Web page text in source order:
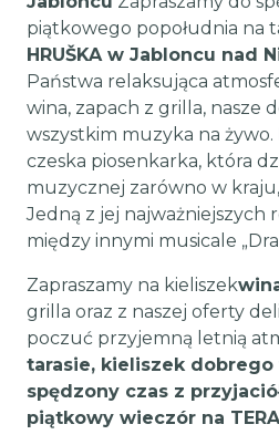
piątkowego popołudnia na
HRUŠKA w Jabloncu nad
Państwa relaksująca
wina, zapach z grilla, nasze
wszystkim muzyka na
czeska piosenkarka, która
muzycznej zarówno w kraju,
Jedną z jej najważniejszych
między innymi musicale
Zapraszamy na kieliszek
grilla oraz z naszej oferty
poczuć przyjemną letnią
tarasie, kieliszek dobrego
spędzony czas z
piątkowy wieczór na